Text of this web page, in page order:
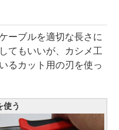
ーブルを適切な長さに
てもいいが、カシメ工
るカット用の刃を使っ
使う